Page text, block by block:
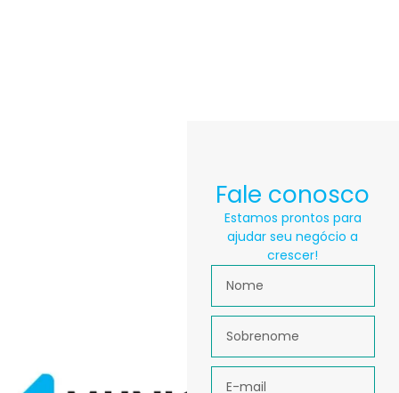
Fale conosco
Estamos prontos para
ajudar seu negócio a
crescer!